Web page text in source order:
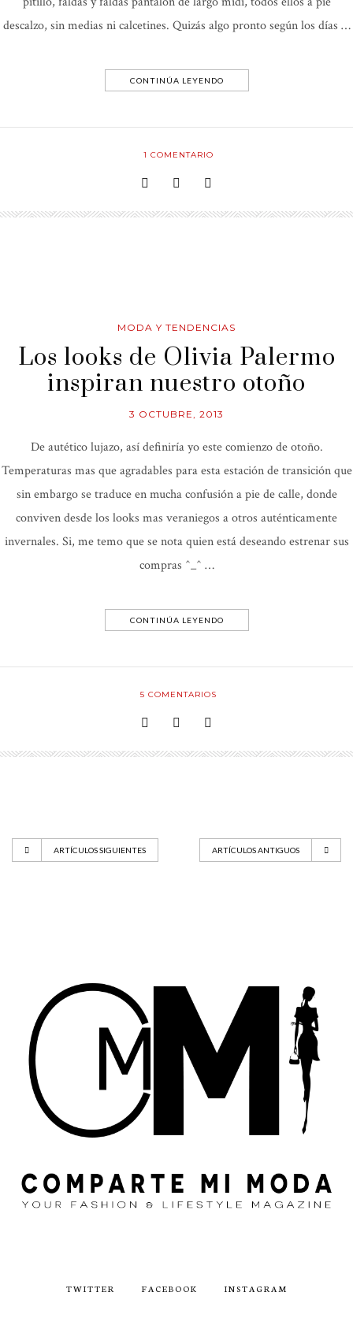
descalzo, sin medias ni calcetines. Quizás algo pronto según los días …
CONTINÚA LEYENDO
1 COMENTARIO
MODA Y TENDENCIAS
Los looks de Olivia Palermo
inspiran nuestro otoño
3 OCTUBRE, 2013
De autético lujazo, así definiría yo este comienzo de otoño.
Temperaturas mas que agradables para esta estación de transición que
sin embargo se traduce en mucha confusión a pie de calle, donde
conviven desde los looks mas veraniegos a otros auténticamente
invernales. Si, me temo que se nota quien está deseando estrenar sus
compras ^_^ …
CONTINÚA LEYENDO
5 COMENTARIOS
ARTÍCULOS SIGUIENTES ARTÍCULOS ANTIGUOS
TWITTER FACEBOOK INSTAGRAM